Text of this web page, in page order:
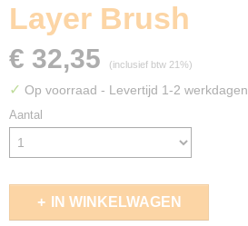
Layer Brush
€ 32,35 (inclusief btw 21%)
✓ Op voorraad - Levertijd 1-2 werkdagen
Aantal
IN WINKELWAGEN